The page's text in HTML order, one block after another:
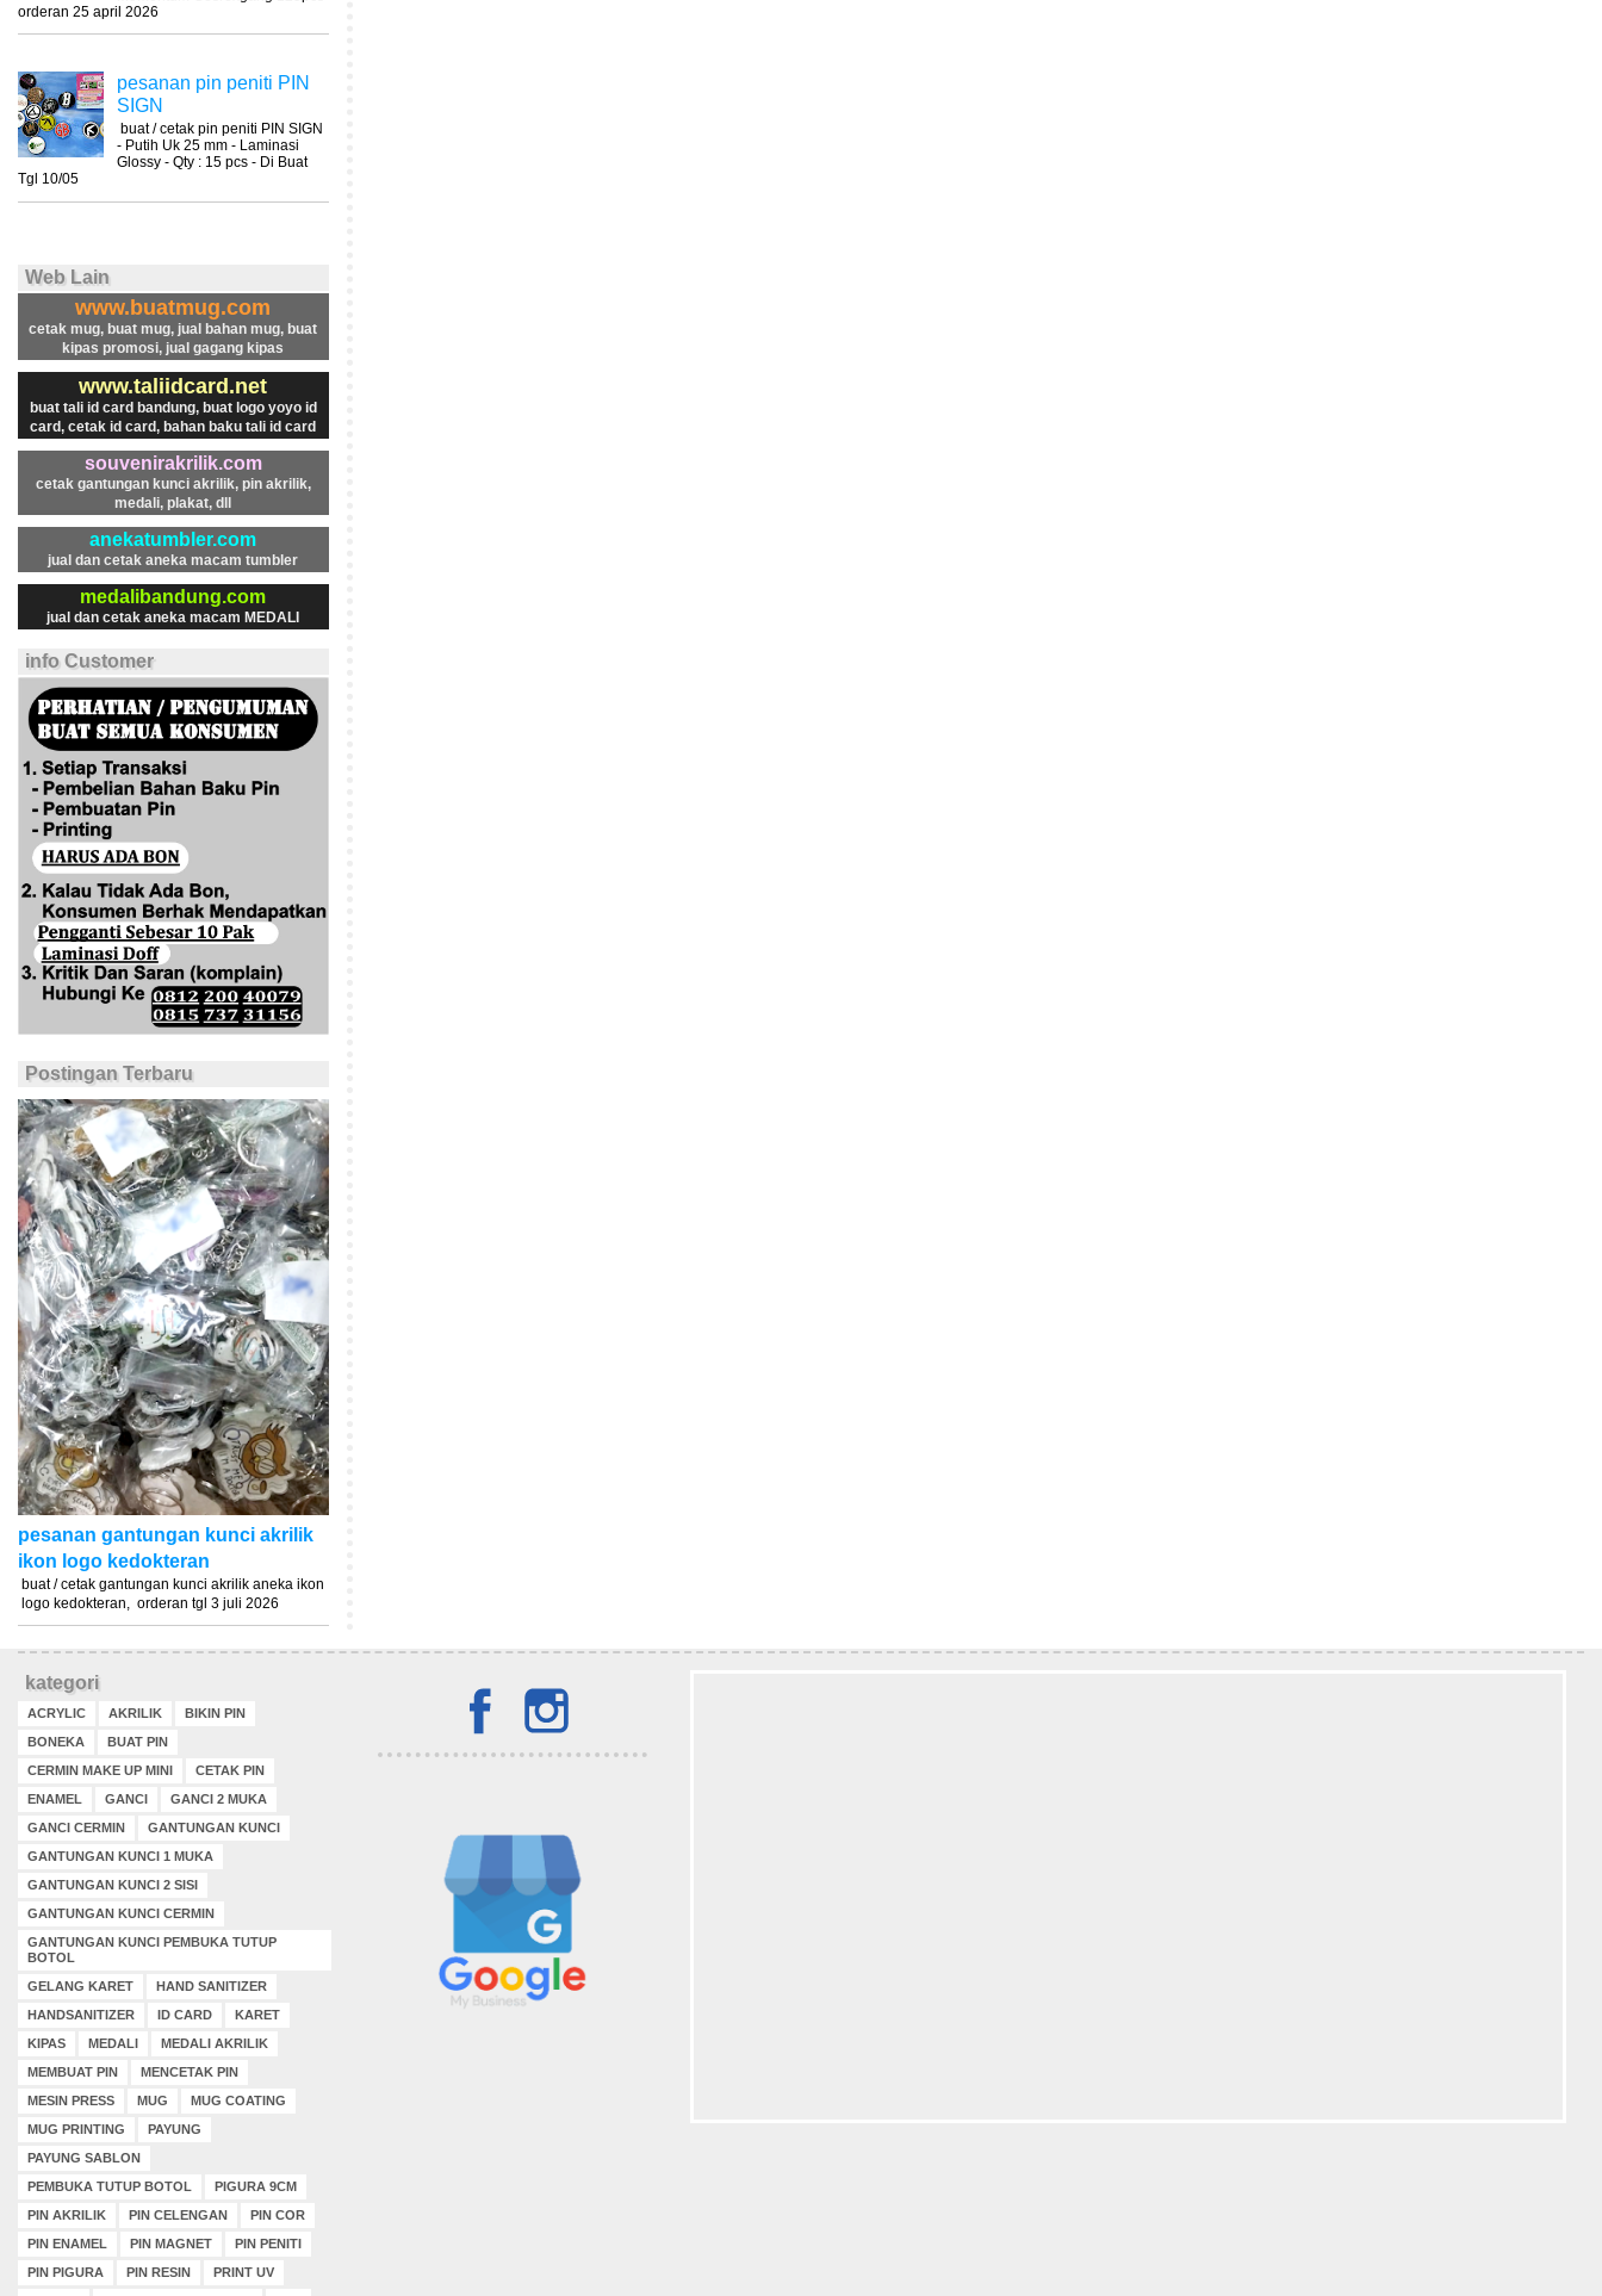
orderan 25 april 2026
pesanan pin peniti PIN
SIGN
buat / cetak pin peniti PIN SIGN
- Putih Uk 25 mm - Laminasi
Glossy - Qty : 15 pcs - Di Buat
Tgl 10/05
Web Lain
www.buatmug.com
cetak mug, buat mug, jual bahan mug, buat
kipas promosi, jual gagang kipas
www.taliidcard.net
buat tali id card bandung, buat logo yoyo id
card, cetak id card, bahan baku tali id card
souvenirakrilik.com
cetak gantungan kunci akrilik, pin akrilik,
medali, plakat, dll
anekatumbler.com
jual dan cetak aneka macam tumbler
medalibandung.com
jual dan cetak aneka macam MEDALI
info Customer
Postingan Terbaru
pesanan gantungan kunci akrilik
ikon logo kedokteran
buat / cetak gantungan kunci akrilik aneka ikon
logo kedokteran, orderan tgl 3 juli 2026
kategori
ACRYLIC AKRILIK
BIKIN PIN
BONEKA
BUAT PIN
CERMIN MAKE UP MINI
CETAK PIN
ENAMEL
GANCI
GANCI 2 MUKA
GANCI CERMIN
GANTUNGAN KUNCI
GANTUNGAN KUNCI 1 MUKA
GANTUNGAN KUNCI 2 SISI
GANTUNGAN KUNCI CERMIN
GANTUNGAN KUNCI PEMBUKA TUTUP
BOTOL
GELANG KARET
HAND SANITIZER
HANDSANITIZER
ID CARD
KARET
KIPAS
MEDALI
MEDALI AKRILIK
MEMBUAT PIN
MENCETAK PIN
MESIN PRESS
MUG
MUG COATING
MUG PRINTING
PAYUNG
PAYUNG SABLON
PEMBUKA TUTUP BOTOL
PIGURA 9CM
PIN AKRILIK
PIN CELENGAN
PIN COR
PIN ENAMEL
PIN MAGNET
PIN PENITI
PIN PIGURA
PIN RESIN
PRINT UV